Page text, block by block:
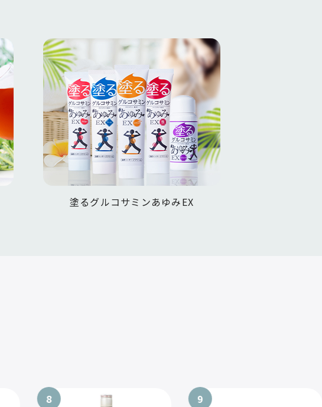
塗るグルコサミンあゆみEX